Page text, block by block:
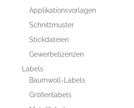
Applikationsvorlagen
Schnittmuster
Stickdateien
Gewerbelizenzen
Labels
Baumwoll-Labels
Größenlabels